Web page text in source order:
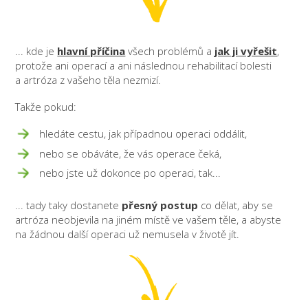
... kde je hlavní příčina všech problémů a jak ji vyřešit,
protože ani operací a ani následnou rehabilitací bolesti
a artróza z vašeho těla nezmizí.
Takže pokud:
hledáte cestu, jak případnou operaci oddálit,
nebo se obáváte, že vás operace čeká,
nebo jste už dokonce po operaci, tak...
... tady taky dostanete přesný postup co dělat, aby se
artróza neobjevila na jiném místě ve vašem těle, a abyste
na žádnou další operaci už nemusela v životě jít.